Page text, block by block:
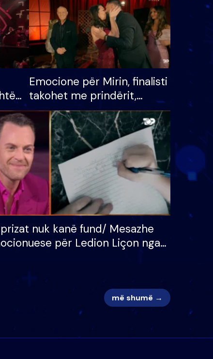
Emocione për Mirin, finalisti
takohet me prindërit,
vajzën dhe bashkëshorten:
S’kemi ndonjë letër divorci
apo jo?
nuk kanë fund/ Mesazhe
për Ledion Liçon nga
më shumë →